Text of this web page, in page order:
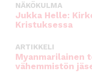
NÄKÖKULMA
Jukka Helle:
Kristuksessa
ARTIKKELI
Myanmarilainen
vähemmistön